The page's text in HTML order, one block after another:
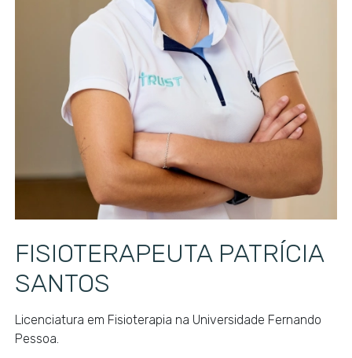
FISIOTERAPEUTA PATRÍCIA
SANTOS
Licenciatura em Fisioterapia na Universidade Fernando
Pessoa.